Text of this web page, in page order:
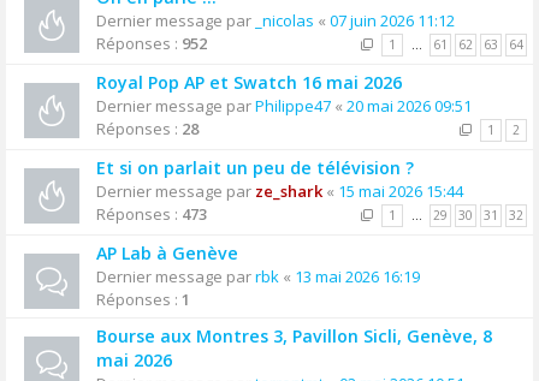
Dernier message par _nicolas « 07 juin 2026 11:12
Réponses : 952 1 … 61 62 63 64
Royal Pop AP et Swatch 16 mai 2026
Dernier message parPhilippe47 « 20 mai 2026 09:51
Réponses : 28 1 2
Et si on parlait un peu de télévision ?
Dernier message par ze_shark« 15 mai 2026 15:44
Réponses : 473 1 … 29 30 31 32
AP Lab à Genève
Dernier message parrbk « 13 mai 2026 16:19
Réponses : 1
Bourse aux Montres 3, Pavillon Sicli, Genève, 8
mai 2026